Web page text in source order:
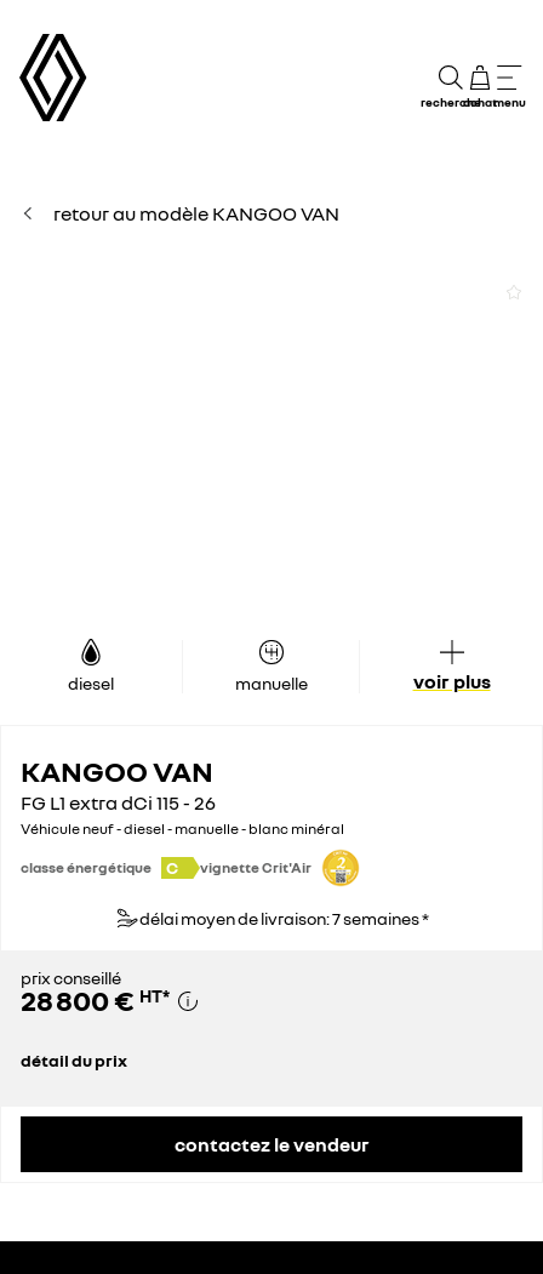
rechercheachatmenu
retour au modèle KANGOO VAN
diesel manuelle voir plus
KANGOO VAN
FG L1 extra dCi 115 - 26
Véhicule neuf - diesel - manuelle - blanc minéral
classe énergétique C vignette Crit'Air
délai moyen de livraison: 7 semaines *
prix conseillé
28 800 € HT*
détail du prix
contactez le vendeur